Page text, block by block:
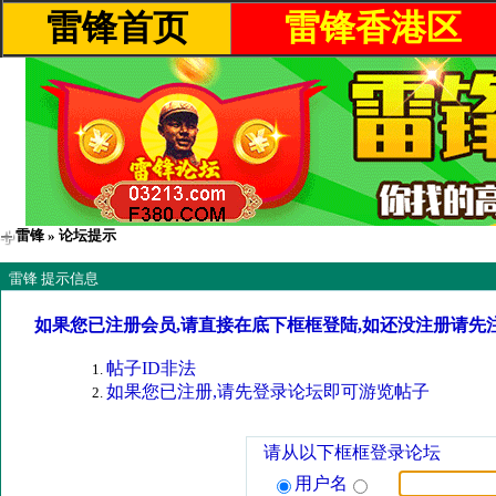
雷锋首页 雷锋香港区
雷锋 » 论坛提示
雷锋 提示信息
如果您已注册会员,请直接在底下框框登陆,如还没注册请先
帖子ID非法
如果您已注册,请先登录论坛即可游览帖子
请从以下框框登录论坛
用户名